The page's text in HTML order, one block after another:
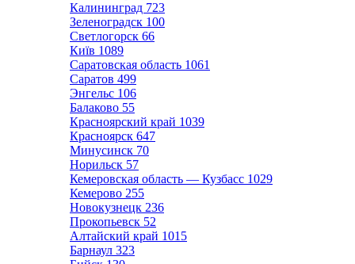
Калининград 723
Зеленоградск 100
Светлогорск 66
Київ 1089
Саратовская область 1061
Саратов 499
Энгельс 106
Балаково 55
Красноярский край 1039
Красноярск 647
Минусинск 70
Норильск 57
Кемеровская область — Кузбасс 1029
Кемерово 255
Новокузнецк 236
Прокопьевск 52
Алтайский край 1015
Барнаул 323